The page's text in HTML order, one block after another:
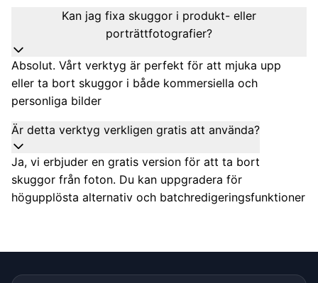
Kan jag fixa skuggor i produkt- eller
porträttfotografier?
Absolut. Vårt verktyg är perfekt för att mjuka upp
eller ta bort skuggor i både kommersiella och
personliga bilder
Är detta verktyg verkligen gratis att använda?
Ja, vi erbjuder en gratis version för att ta bort
skuggor från foton. Du kan uppgradera för
högupplösta alternativ och batchredigeringsfunktioner